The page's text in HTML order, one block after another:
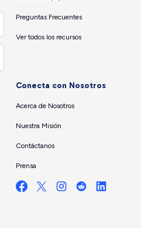
Preguntas Frecuentes
Ver todos los recursos
Conecta con Nosotros
Acerca de Nosotros
Nuestra Misión
Contáctanos
Prensa